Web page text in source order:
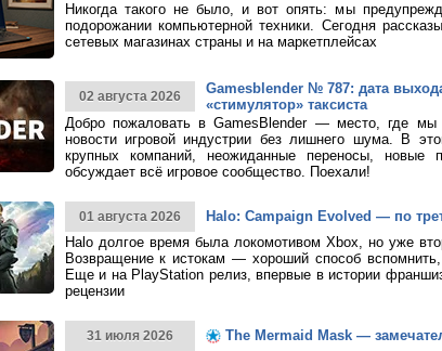
Никогда такого не было, и вот опять: мы
подорожании компьютерной техники. Сегодня
сетевых магазинах страны и на маркетплейсах
02 августа 2026
Gamesblender № 787: дата
«стимулятор» таксиста
Добро пожаловать в GamesBlender — место, где
новости игровой индустрии без лишнего шума. В
крупных компаний, неожиданные переносы,
обсуждает всё игровое сообщество. Поехали!
01 августа 2026
Halo: Campaign Evolved — по
Halo долгое время была локомотивом Xbox, но уже
Возвращение к истокам — хороший способ
Еще и на PlayStation релиз, впервые в истории
рецензии
31 июля 2026
The Mermaid Mask —